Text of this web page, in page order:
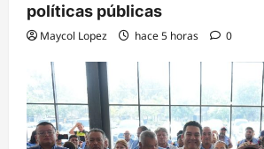
políticas públicas
Maycol Lopez hace 5 horas 0